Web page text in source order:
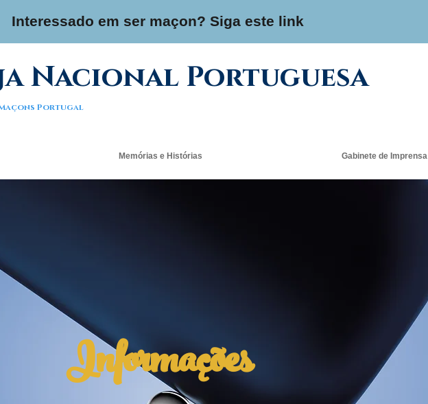
Interessado em ser maçon? Siga este link
Nacional Portuguesa
Portugal
Memórias e Histórias Gabinete de Imprensa
Informações